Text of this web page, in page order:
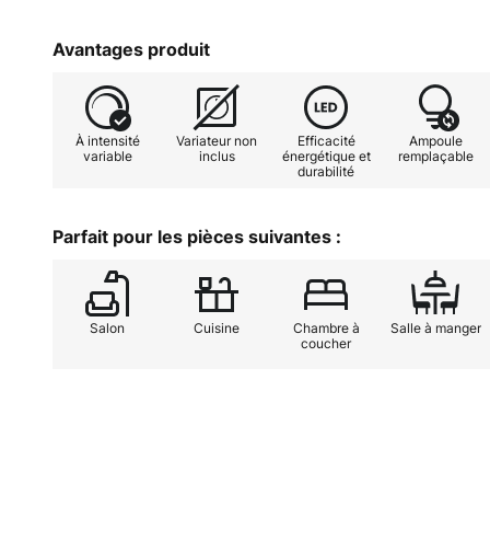
seulement un éclairage agréable
dans le domaine privé, elle peut
gastronomie ou l'hôtellerie.Les
Punch, fondée à Londres en
métaux massifs de haute qualité.
l'entreprise fabrique également
Avantages produit
À intensité
variable
Variateur non
inclus
Efficacité
énergétique et
durabilité
Ampoule
remplaçable
Parfait pour les pièces suivantes :
Salon Cuisine
Chambre à
coucher
Salle à manger